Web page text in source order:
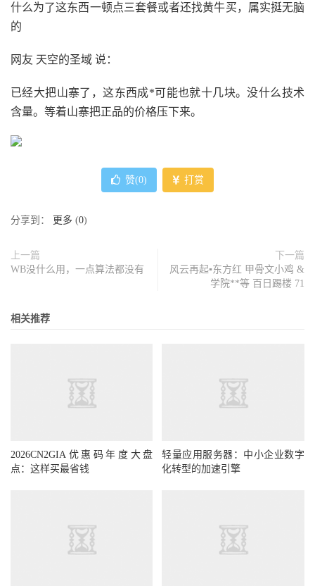
什么为了这东西一顿点三套餐或者还找黄牛买，属实挺无脑
的
网友 天空的圣域 说：
已经大把山寨了，这东西成*可能也就十几块。没什么技术
含量。等着山寨把正品的价格压下来。
赞(0) 打赏
分享到： 更多 (0)
上一篇
WB没什么用，一点算法都没有
下一篇
风云再起▪东方红 甲骨文小鸡 &
学院**等 百日踢楼 71
相关推荐
2026CN2GIA优惠码年度大盘
点：这样买最省钱
轻量应用服务器：中小企业数字
化转型的加速引擎